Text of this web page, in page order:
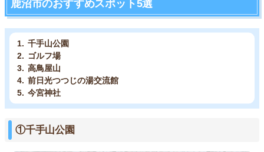
鹿沼市のおすすめスポット5選
千手山公園
ゴルフ場
高鳥屋山
前日光つつじの湯交流館
今宮神社
①千手山公園